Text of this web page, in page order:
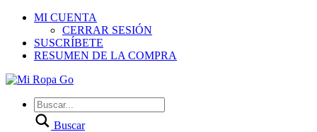
MI CUENTA
CERRAR SESIÓN
SUSCRÍBETE
RESUMEN DE LA COMPRA
Buscar